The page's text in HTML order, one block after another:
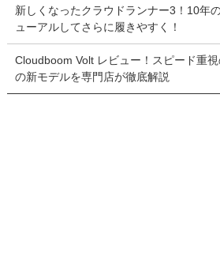
新しくなったクラウドランナー3！10年
ューアルしてさらに履きやすく！
Cloudboom Volt レビュー！スピード重
の新モデルを専門店が徹底解説